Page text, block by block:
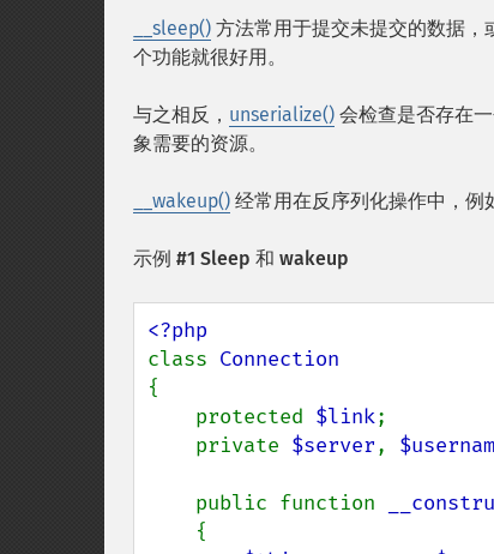
__sleep() 方法常用于提交未提交的数据
个功能就很好用。
与之相反， unserialize() 会检查是否存在
象需要的资源。
__wakeup() 经常用在反序列化操作中，例
示例 #1 Sleep 和 wakeup
class
{
    protected
$link;
    private
$server,
    public function